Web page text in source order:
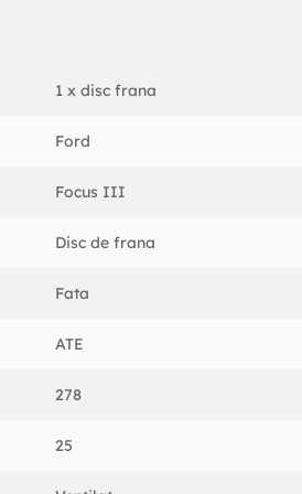
1 x disc frana
Ford
Focus III
Disc de frana
Fata
ATE
278
25